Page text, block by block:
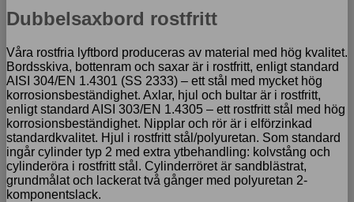
Dubbelsaxbord rostfritt
Våra rostfria lyftbord produceras av material med hög kvalitet.
Bordsskiva, bottenram och saxar är i rostfritt, enligt standard
AISI 304/EN 1.4301 (SS 2333) – ett stål med mycket hög
korrosionsbeständighet. Axlar, hjul och bultar är i rostfritt,
enligt standard AISI 303/EN 1.4305 – ett rostfritt stål med hög
korrosionsbeständighet. Nipplar och rör är i elförzinkad
standardkvalitet. Hjul i rostfritt stål/polyuretan. Som standard
ingår cylinder typ 2 med extra ytbehandling: kolvstång och
cylinderöra i rostfritt stål. Cylinderröret är sandblästrat,
grundmålat och lackerat två gånger med polyuretan 2-
komponentslack.